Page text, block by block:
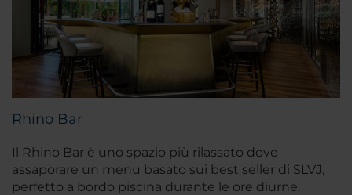
Rhino Bar
Il Rhino Bar è uno spazio più rilassato dove
assaporare un menu basato sui best seller di SLVJ,
perfetto a bordo piscina durante le ore diurne.